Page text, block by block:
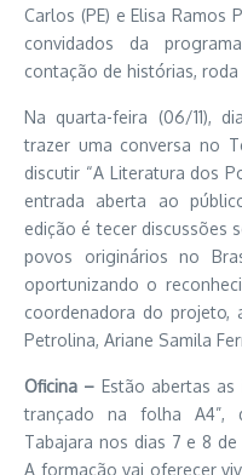
Carlos (PE) e Elisa Ramos
convidados da
contação de histórias,
Na quarta-feira (06/11),
trazer uma conversa no
discutir “A Literatura dos
entrada aberta ao
edição é tecer discussões
povos originários no
oportunizando o
coordenadora do projeto,
Petrolina, Ariane Samila
Oficina – Estão abertas as
trançado na folha A4”,
Tabajara nos dias 7 e 8
A formação vai oferecer